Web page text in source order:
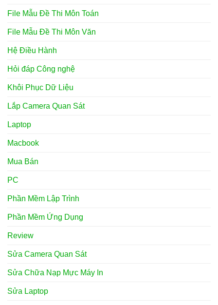
File Mẫu Đề Thi Môn Toán
File Mẫu Đề Thi Môn Văn
Hệ Điều Hành
Hỏi đáp Công nghệ
Khôi Phục Dữ Liệu
Lắp Camera Quan Sát
Laptop
Macbook
Mua Bán
PC
Phần Mềm Lập Trình
Phần Mềm Ứng Dụng
Review
Sửa Camera Quan Sát
Sửa Chữa Nạp Mực Máy In
Sửa Laptop